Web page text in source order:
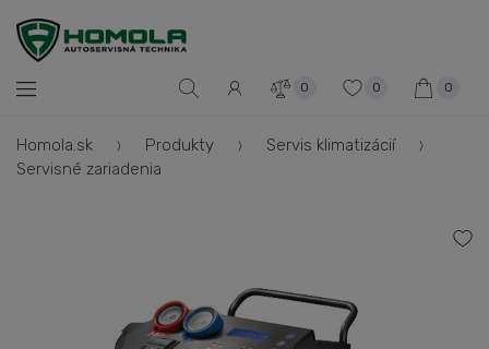
0 0 0
Homola.sk Produkty
Servis klimatizácií
Servisné zariadenia